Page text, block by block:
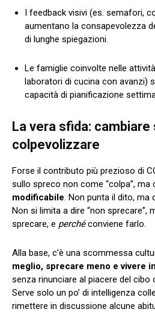
I feedback visivi (es. semafori,
aumentano la consapevolezza
di lunghe spiegazioni.
Le famiglie coinvolte nelle
laboratori di cucina con avanzi)
capacità di pianificazione
La vera sfida: cambiare
colpevolizzare
Forse il contributo più prezioso di
sullo spreco non come “colpa”, ma
modificabile. Non punta il dito, ma
Non si limita a dire “non sprecare”,
sprecare, e perchéconviene farlo.
Alla base, c’è una scommessa
meglio, sprecare meno e vivere
senza rinunciare al piacere del cibo
Serve solo un po’ di intelligenza
rimettere in discussione alcune